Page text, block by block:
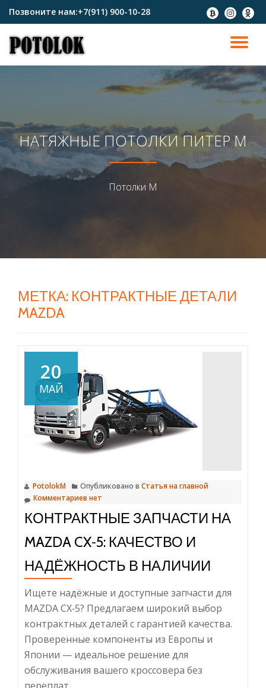
содержимому
Позвоните нам:+7(911) 900-10-28
fa-
btc
fa-
instagram
fa-
НАТЯЖНЫЕ ПОТОЛКИ ПИТЕР М
Потолки М
МЕТКА: КОНТРАКТНЫЕ ДЕТАЛИ
MAZDA
20
МАЙ
PotolokM Опубликовано в Статья на главной
Комментариев нет
КОНТРАКТНЫЕ ЗАПЧАСТИ НА
MAZDA CX‑5: КАЧЕСТВО И
НАДЁЖНОСТЬ В НАЛИЧИИ
Ищете надёжные и доступные запчасти для
MAZDA CX‑5? Предлагаем широкий выбор
контрактных деталей с гарантией качества.
Проверенные компоненты из Европы и
Японии — идеальное решение для
обслуживания вашего кроссовера без